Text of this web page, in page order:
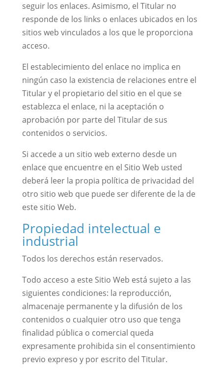
seguir los enlaces. Asimismo, el Titular no
responde de los links o enlaces ubicados en los
sitios web vinculados a los que le proporciona
acceso.
El establecimiento del enlace no implica en
ningún caso la existencia de relaciones entre el
Titular y el propietario del sitio en el que se
establezca el enlace, ni la aceptación o
aprobación por parte del Titular de sus
contenidos o servicios.
Si accede a un sitio web externo desde un
enlace que encuentre en el Sitio Web usted
deberá leer la propia política de privacidad del
otro sitio web que puede ser diferente de la de
este sitio Web.
Propiedad intelectual e
industrial
Todos los derechos están reservados.
Todo acceso a este Sitio Web está sujeto a las
siguientes condiciones: la reproducción,
almacenaje permanente y la difusión de los
contenidos o cualquier otro uso que tenga
finalidad pública o comercial queda
expresamente prohibida sin el consentimiento
previo expreso y por escrito del Titular.